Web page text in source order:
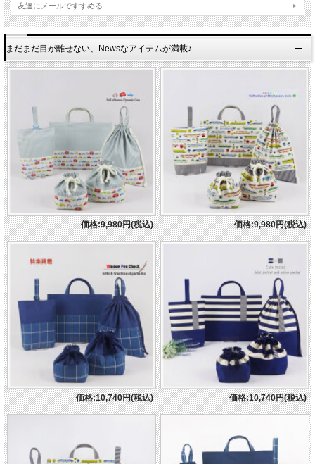
友達にメールですすめる
まだまだ目が離せない、Newsなアイテムが満載♪
価格:9,980円(税込) 価格:9,980円(税込)
価格:10,740円(税込) 価格:10,740円(税込)